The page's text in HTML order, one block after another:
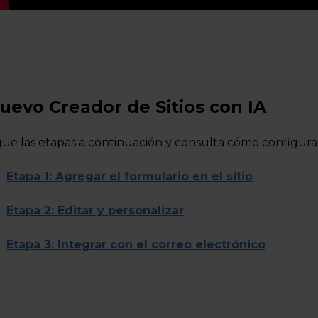
Creador de Sitios con IA
las etapas a continuación y consulta cómo
Etapa 1: Agregar el formulario en el sitio
Etapa 2: Editar y personalizar
Etapa 3: Integrar con el correo electrónico